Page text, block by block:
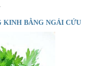
KINH BẰNG NGẢI CỨU